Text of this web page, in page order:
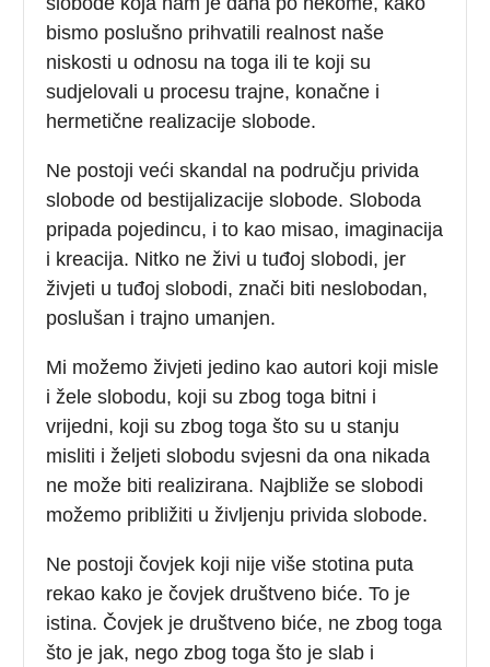
bismo poslušno prihvatili realnost naše
niskosti u odnosu na toga ili te koji su
sudjelovali u procesu trajne, konačne i
hermetične realizacije slobode.
Ne postoji veći skandal na području privida
slobode od bestijalizacije slobode. Sloboda
pripada pojedincu, i to kao misao, imaginacija
i kreacija. Nitko ne živi u tuđoj slobodi, jer
živjeti u tuđoj slobodi, znači biti neslobodan,
poslušan i trajno umanjen.
Mi možemo živjeti jedino kao autori koji misle
i žele slobodu, koji su zbog toga bitni i
vrijedni, koji su zbog toga što su u stanju
misliti i željeti slobodu svjesni da ona nikada
ne može biti realizirana. Najbliže se slobodi
možemo približiti u življenju privida slobode.
Ne postoji čovjek koji nije više stotina puta
rekao kako je čovjek društveno biće. To je
istina. Čovjek je društveno biće, ne zbog toga
što je jak, nego zbog toga što je slab i